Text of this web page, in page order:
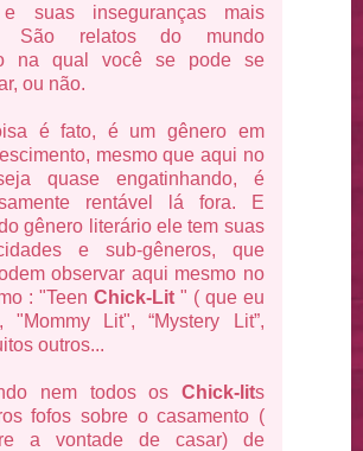
suas inseguranças mais
São relatos do mundo
na qual você se pode se
ou não.
é fato, é um gênero em
mesmo que aqui no
quase engatinhando, é
rentável lá fora. E
gênero literário ele tem suas
e sub-gêneros, que
observar aqui mesmo no
: "Teen Chick-Lit " ( que eu
"Mommy Lit", “Mystery Lit”,
outros...
nem todos os Chick-lits
fofos sobre o casamento (
a vontade de casar) de